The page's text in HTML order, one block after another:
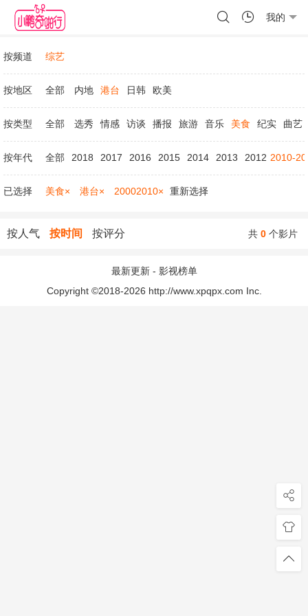
我的
按频道 综艺
按地区 全部 内地 港台 日韩 欧美
按类型 全部 选秀 情感 访谈 播报 旅游 音乐 美食 纪实 曲艺
按年代 全部 2018 2017 2016 2015 2014 2013 2012 2010-
已选择 美食× 港台× 20002010× 重新选择
按人气 按时间 按评分 共 0 个影片
最新更新- 影视榜单
Copyright ©2018-2026 http://www.xpqpx.com Inc.